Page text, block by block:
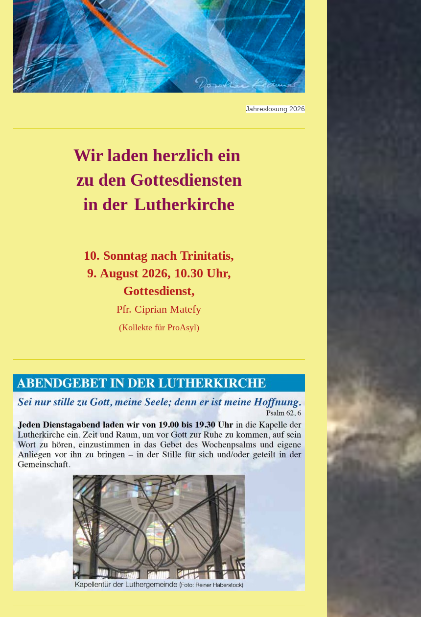
Jahreslosung 2026
Wir laden herzlich ein
zu den Gottesdiensten
in der Lutherkirche
10. Sonntag nach Trinitatis,
9. August 2026, 10.30 Uhr,
Gottesdienst,
Pfr. Ciprian Matefy
(Kollekte für ProAsyl)